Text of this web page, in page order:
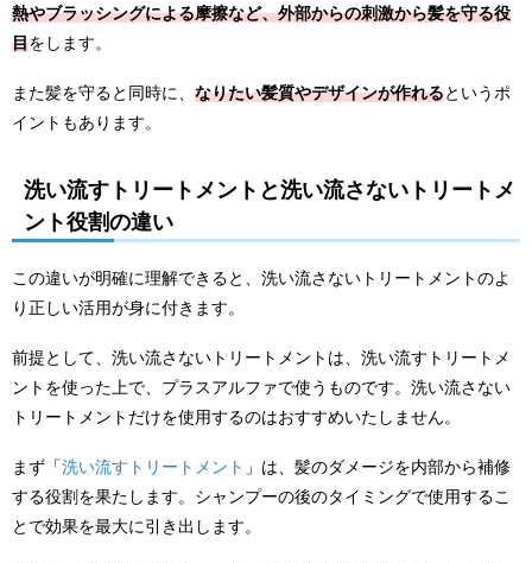
熱やブラッシングによる摩擦など、外部からの刺激から髪を守る役
目をします。
また髪を守ると同時に、 なりたい髪質やデザインが作れるというポ
イントもあります。
洗い流すトリートメントと洗い流さないトリートメ
ント役割の違い
この違いが明確に理解できると、洗い流さないトリートメントのよ
り正しい活用が身に付きます。
前提として、洗い流さないトリートメントは、洗い流すトリートメ
ントを使った上で、プラスアルファで使うものです。洗い流さない
トリートメントだけを使用するのはおすすめいたしません。
まず「洗い流すトリートメント 」は、髪のダメージを内部から補修
する役割を果たします。シャンプーの後のタイミングで使用するこ
とで効果を最大に引き出します。